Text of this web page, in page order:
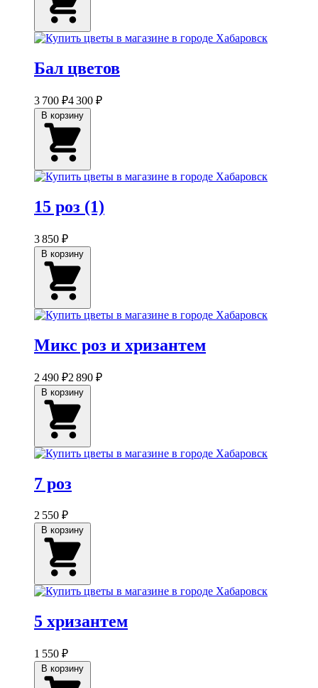
Бал цветов
3 700 ₽4 300 ₽
15 роз (1)
3 850 ₽
Микс роз и хризантем
2 490 ₽2 890 ₽
7 роз
2 550 ₽
5 хризантем
1 550 ₽